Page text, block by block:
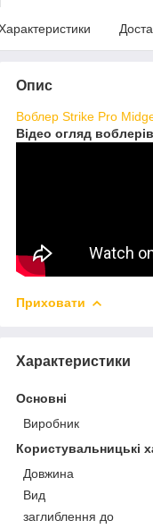
Опис
Воблер Strike Pro
Відео огляд
Приховати
Характеристики
Основні
Виробник
Користувальницькі
Довжина
Вид
заглиблення до